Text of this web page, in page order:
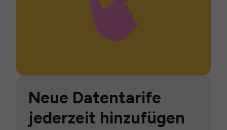
Neue Datentarife
jederzeit hinzufügen